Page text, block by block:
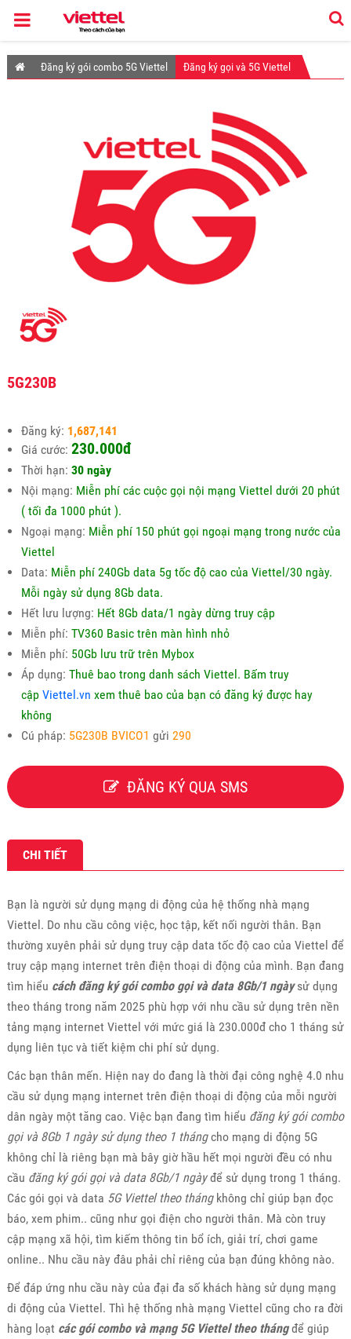
Đăng ký gói combo 5G Viettel Đăng ký gọi và 5G Viettel
5G230B
Đăng ký: 1,687,141
Giá cước: 230.000đ
Thời hạn: 30 ngày
Nội mạng: Miễn phí các cuộc gọi nội mạng Viettel dưới 20 phút
( tối đa 1000 phút ).
Ngoại mạng: Miễn phí 150 phút gọi ngoại mạng trong nước của
Viettel
Data: Miễn phí 240Gb data 5g tốc độ cao của Viettel/30 ngày.
Mỗi ngày sử dụng 8Gb data.
Hết lưu lượng: Hết 8Gb data/1 ngày dừng truy cập
Miễn phí: TV360 Basic trên màn hình nhỏ
Miễn phí: 50Gb lưu trữ trên Mybox
Áp dụng: Thuê bao trong danh sách Viettel. Bấm truy
cập Viettel.vn xem thuê bao của bạn có đăng ký được hay
không
Cú pháp: 5G230B BVICO1 gửi 290
ĐĂNG KÝ QUA SMS
CHI TIẾT
Bạn là người sử dụng mạng di động của hệ thống nhà mạng
Viettel. Do nhu cầu công việc, học tập, kết nối người thân. Bạn
thường xuyên phải sử dụng truy cập data tốc độ cao của Viettel để
truy cập mạng internet trên điện thoại di động của mình. Bạn đang
tìm hiểu cách đăng ký gói combo gọi và data 8Gb/1 ngàysử dụng
theo tháng trong năm 2025 phù hợp với nhu cầu sử dụng trên nền
tảng mạng internet Viettel với mức giá là 230.000đ cho 1 tháng sử
dụng liên tục và tiết kiệm chi phí sử dụng.
Các bạn thân mến. Hiện nay do đang là thời đại công nghệ 4.0 nhu
cầu sử dụng mạng internet trên điện thoại di động của mỗi người
dân ngày một tăng cao. Việc bạn đang tìm hiểu đăng ký gói combo
gọi và 8Gb 1 ngày sử dụng theo 1 thángcho mạng di động 5G
không chỉ là riêng bạn mà bây giờ hầu hết mọi người đều có nhu
cầu đăng ký gói gọi và data 8Gb/1 ngàyđể sử dụng trong 1 tháng.
Các gói gọi và data 5G Viettel theo thángkhông chỉ giúp bạn đọc
báo, xem phim.. cũng như gọi điện cho người thân. Mà còn truy
cập mạng xã hội, tìm kiếm thông tin bổ ích, giải trí, chơi game
online.. Nhu cầu này đâu phải chỉ riêng của bạn đúng không nào.
Để đáp ứng nhu cầu này của đại đa số khách hàng sử dụng mạng
di động của Viettel. Thì hệ thống nhà mạng Viettel cũng cho ra đời
hàng loạt các gói combo và mạng 5G Viettel theo thángđể giúp